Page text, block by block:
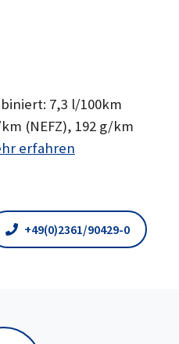
7,3 l/100km
(NEFZ), 192 g/km
erfahren
+49(0)2361/90429-0